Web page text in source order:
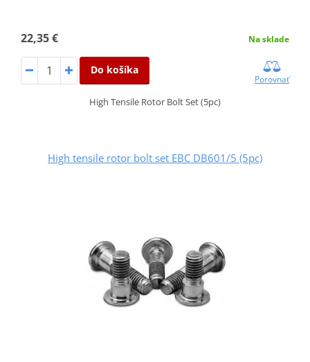
22,35 € Na sklade
Do košíka
Porovnať
High Tensile Rotor Bolt Set (5pc)
High tensile rotor bolt set EBC DB601/5 (5pc)